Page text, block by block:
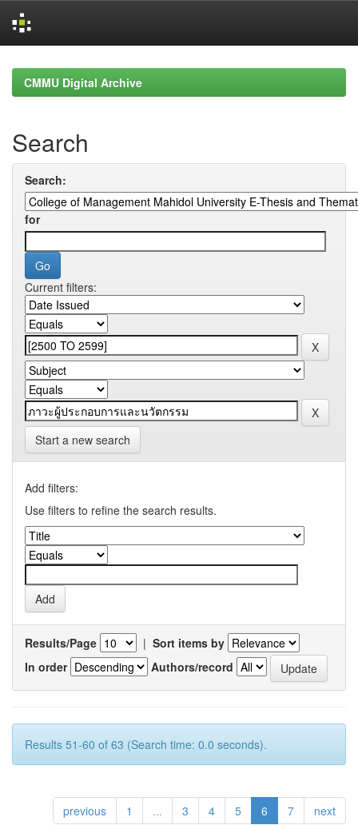
navigationCMMU Digital Archive
Search
Search:
for
Current filters:
Start a new search
Add filters:
Use filters to refine the search results.
Results/Page | Sort items by
In order
Authors/record
Results 51-60 of 63 (Search time: 0.0 seconds).
previous 1 ... 3 4 5 6 7 next